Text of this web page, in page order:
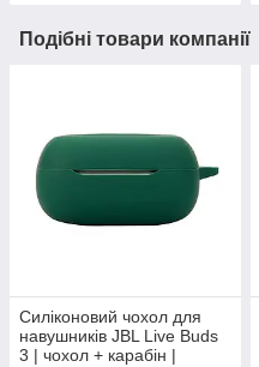
Подібні товари компанії
Силіконовий чохол для
навушників JBL Live Buds
3 | чохол + карабін |